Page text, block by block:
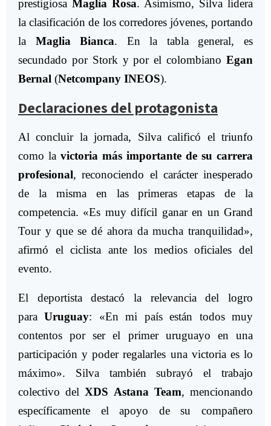
prestigiosa Maglia Rosa. Asimismo, Silva lidera
la clasificación de los corredores jóvenes, portando
la Maglia Bianca. En la tabla general, es
secundado por Stork y por el colombiano Egan
Bernal (Netcompany INEOS).
Declaraciones del protagonista
Al concluir la jornada, Silva calificó el triunfo
como la victoria más importante de su carrera
profesional, reconociendo el carácter inesperado
de la misma en las primeras etapas de la
competencia. «Es muy difícil ganar en un Grand
Tour y que se dé ahora da mucha tranquilidad»,
afirmó el ciclista ante los medios oficiales del
evento.
El deportista destacó la relevancia del logro
paraUruguay: «En mi país están todos muy
contentos por ser el primer uruguayo en una
participación y poder regalarles una victoria es lo
máximo». Silva también subrayó el trabajo
colectivo delXDS Astana Team, mencionando
específicamente el apoyo de su compañero